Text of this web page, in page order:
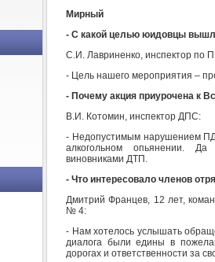
Мирный
- С какой целью юидовцы
С.И. Лавриненко, инспектор по
- Цель нашего мероприятия –
- Почему акция приурочена к
В.И. Котомин, инспектор ДПС:
- Недопустимым нарушением
алкогольном опьянении.
виновниками ДТП.
- Что интересовало членов
Дмитрий Францев, 12 лет,
№ 4:
- Нам хотелось услышать
диалога были едины в
дорогах и ответственности за